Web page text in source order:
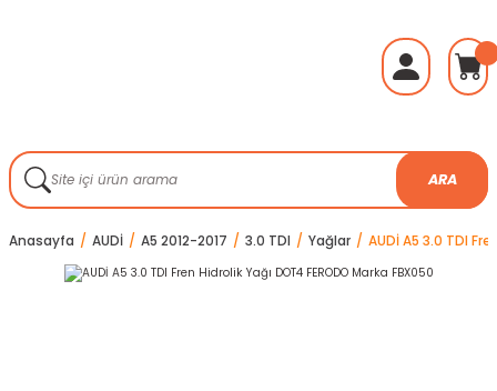
ARA
Anasayfa AUDİ A5 2012-2017 3.0 TDI Yağlar AUDİ A5 3.0 TDI